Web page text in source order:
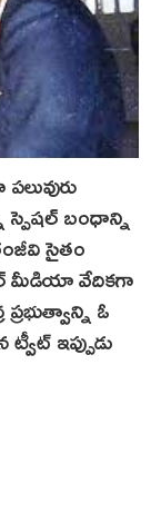
స్పెషల్ బంధాన్ని
సైతం
మీడియా వేదికగా
ఓ
ఇప్పుడు